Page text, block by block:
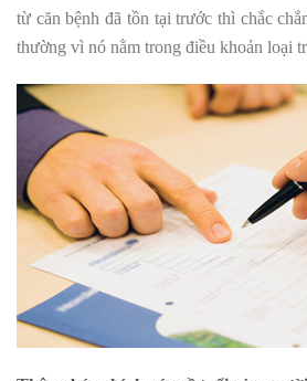
từ căn bệnh đã tồn tại trước thì chắc
thường vì nó nằm trong điều khoản loại